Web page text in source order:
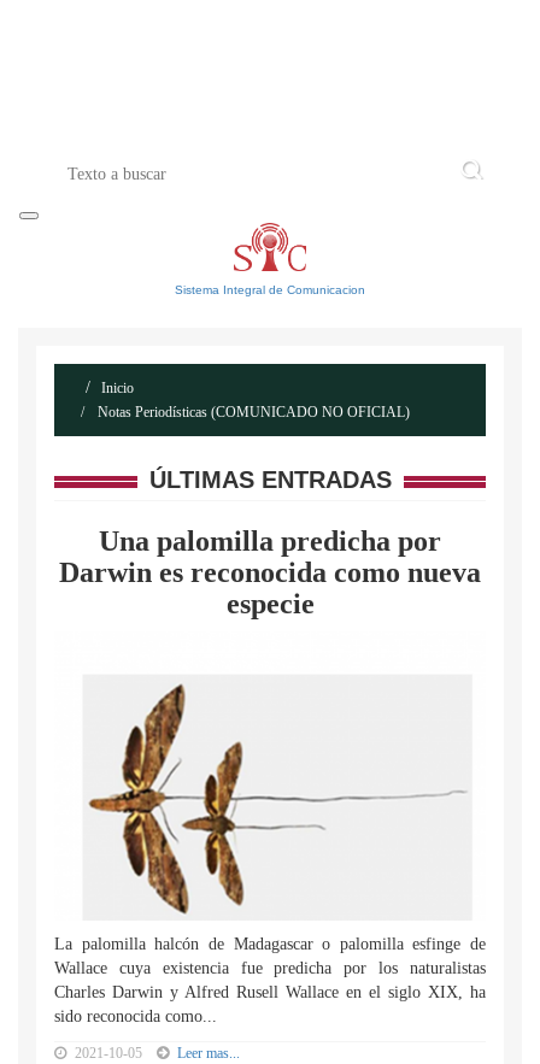
Sistema Integral de Comunicacion
Inicio
Notas Periodísticas (COMUNICADO NO OFICIAL)
ÚLTIMAS ENTRADAS
Una palomilla predicha por
Darwin es reconocida como nueva
especie
La palomilla halcón de Madagascar o palomilla esfinge de
Wallace cuya existencia fue predicha por los naturalistas
Charles Darwin y Alfred Rusell Wallace en el siglo XIX, ha
sido reconocida como...
2021-10-05 Leer mas...